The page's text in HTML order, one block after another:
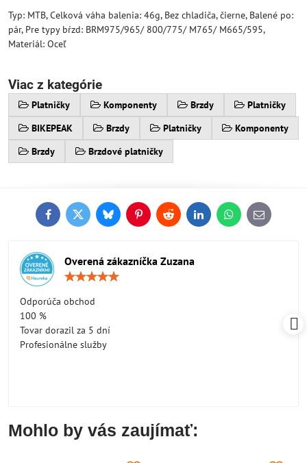
Typ: MTB, Celková váha balenia: 46g, Bez chladiča, čierne, Balené po:
pár, Pre typy bŕzd: BRM975/965/ 800/775/ M765/ M665/595,
Materiál: Oceľ
Viac z kategórie
Platničky Komponenty Brzdy
Platničky
BIKEPEAK
Brzdy Platničky
Komponenty
Brzdy
Brzdové platničky
FacebookTwitterBlueskyPinterestReddit LinkedInWhatsApp
E-
mail
Overená zákazníčka Zuzana
Odporúča obchod
100 %
Tovar dorazil za 5 dní
Profesionálne služby
Mohlo by vás zaujímať: